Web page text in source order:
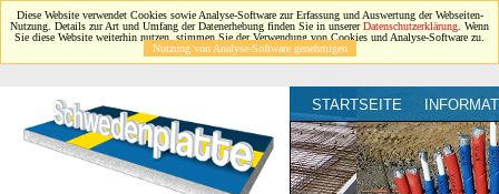
Diese Website verwendet Cookies sowie Analyse-Software zur Erfassung und Auswertung der Webseiten-
Nutzung. Details zur Art und Umfang der Datenerhebung finden Sie in unsererDatenschutzerklärung . Wenn
Sie diese Website weiterhin nutzen, stimmen Sie der Verwendung von Cookies und Analyse-Software zu.
Nutzung von Analyse-Software genehmigen
STARTSEITE